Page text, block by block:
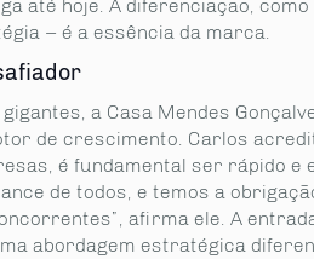
até hoje. A diferenciação, como
– é a essência da marca.
a Casa Mendes
de crescimento. Carlos
é fundamental ser rápido e
de todos, e temos a
afirma ele. A
abordagem estratégica